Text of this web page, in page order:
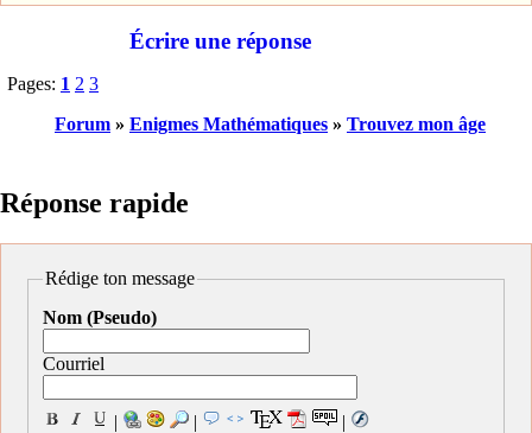
Écrire une réponse
Pages: 1 2 3
Forum » Enigmes Mathématiques » Trouvez mon âge
Réponse rapide
Rédige ton message
Nom (Pseudo)
Courriel
| |
|